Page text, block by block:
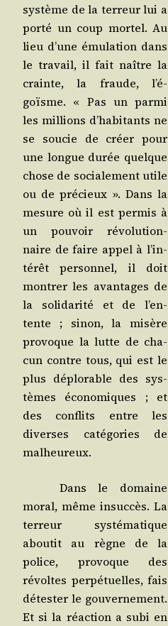
sys­tème de la ter­reur lui a
por­té un coup mor­tel. Au
lieu d’une ému­la­tion dans
le tra­vail, il fait naître la
crainte, la fraude, l’é­
goïsme. « Pas un par­mi
les mil­lions d’ha­bi­tants ne
se sou­cie de créer pour
une longue durée quelque
chose de socia­le­ment utile
ou de pré­cieux ». Dans la
mesure où il est per­mis à
un pou­voir révo­lu­tion­
naire de faire appel à l’in­
té­rêt per­son­nel, il doit
mon­trer les avan­tages de
la soli­da­ri­té et de l’en­
tente ; sinon, la misère
pro­voque la lutte de cha­
cun contre tous, qui est le
plus déplo­rable des sys­
tèmes éco­no­miques ; et
des conflits entre les
diverses caté­go­ries de
malheureux.
Dans le domaine
moral, même insuc­cès. La
ter­reur sys­té­ma­tique
abou­tit au règne de la
police, pro­voque des
révoltes per­pé­tuelles, fais
détes­ter le gou­ver­ne­ment.
Et si la réac­tion a subi en